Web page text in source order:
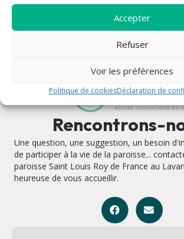
Accepter
Refuser
Voir les préférences
Politique de cookiesDéclaration de
Rencontrons-
Une question, une suggestion, un besoin
de participer à la vie de la paroisse...
paroisse Saint Louis Roy de France au
heureuse de vous accueillir.